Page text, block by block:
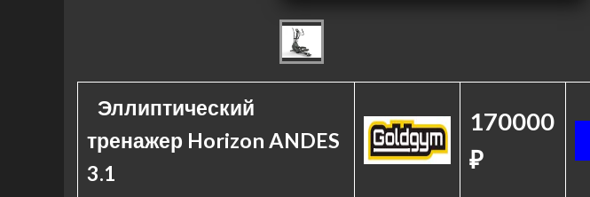
Эллиптический
тренажер Horizon ANDES
3.1
170000
₽